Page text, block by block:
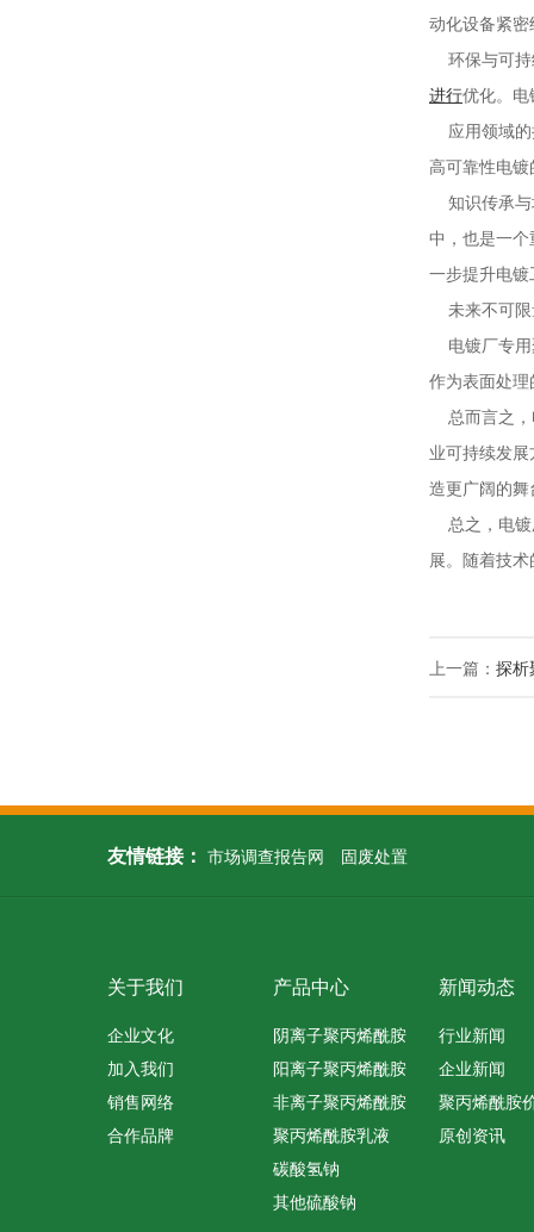
动化设备紧
环保与可持
进行优化。
应用领域的
高可靠性电
知识传承与
中，也是一
一步提升电
未来不可
电镀厂专用
作为表面处
总而言之，
业可持续发
造更广阔的舞
总之，电镀
展。随着技
上一篇： 探析
友情链接： 市场调查报告网 固废处置
关于我们
企业文化
加入我们
销售网络
合作品牌
产品中心
阴离子聚丙烯酰胺
阳离子聚丙烯酰胺
非离子聚丙烯酰胺
聚丙烯酰胺乳液
碳酸氢钠
其他硫酸钠
新闻动态
行业新闻
企业新闻
聚丙烯酰胺
原创资讯